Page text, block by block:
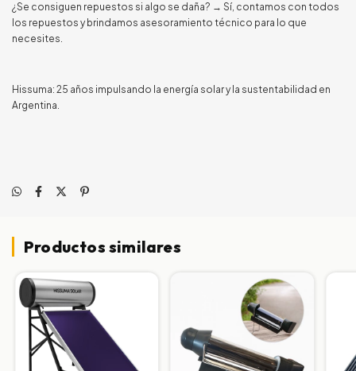
¿Se consiguen repuestos si algo se daña? → Sí, contamos con todos
los repuestos y brindamos asesoramiento técnico para lo que
necesites.
Hissuma: 25 años impulsando la energía solar y la sustentabilidad en
Argentina.
Productos similares